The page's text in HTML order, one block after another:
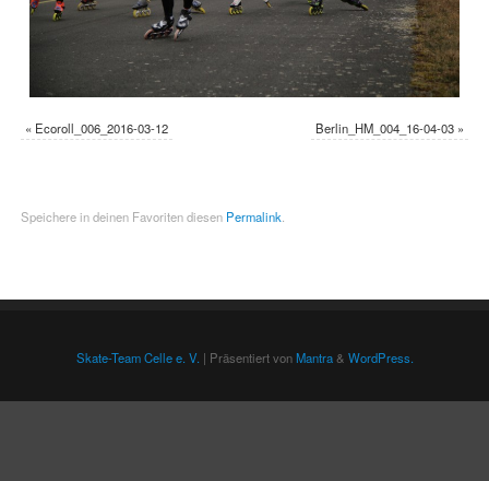
« Ecoroll_006_2016-03-12 Berlin_HM_004_16-04-03 »
Speichere in deinen Favoriten diesen Permalink
Skate-Team Celle e. V.| Präsentiert vonMantra& WordPress.